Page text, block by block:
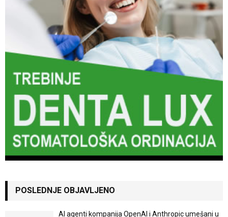
POSLEDNJE OBJAVLJENO
AI agenti kompanija OpenAI i Anthropic umešani u